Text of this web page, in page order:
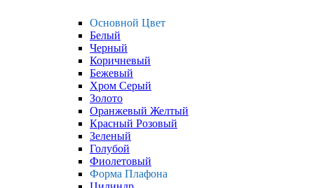
Основной Цвет
Белый
Черный
Коричневый
Бежевый
Хром Серый
Золото
Оранжевый Желтый
Красный Розовый
Зеленый
Голубой
Фиолетовый
Форма Плафона